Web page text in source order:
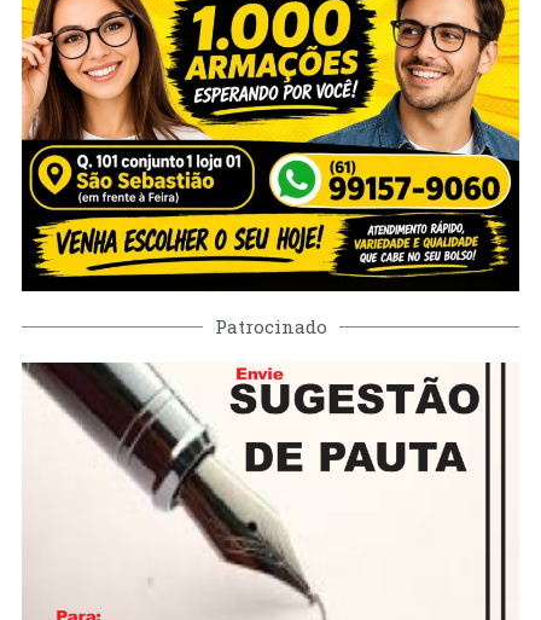
Patrocinado